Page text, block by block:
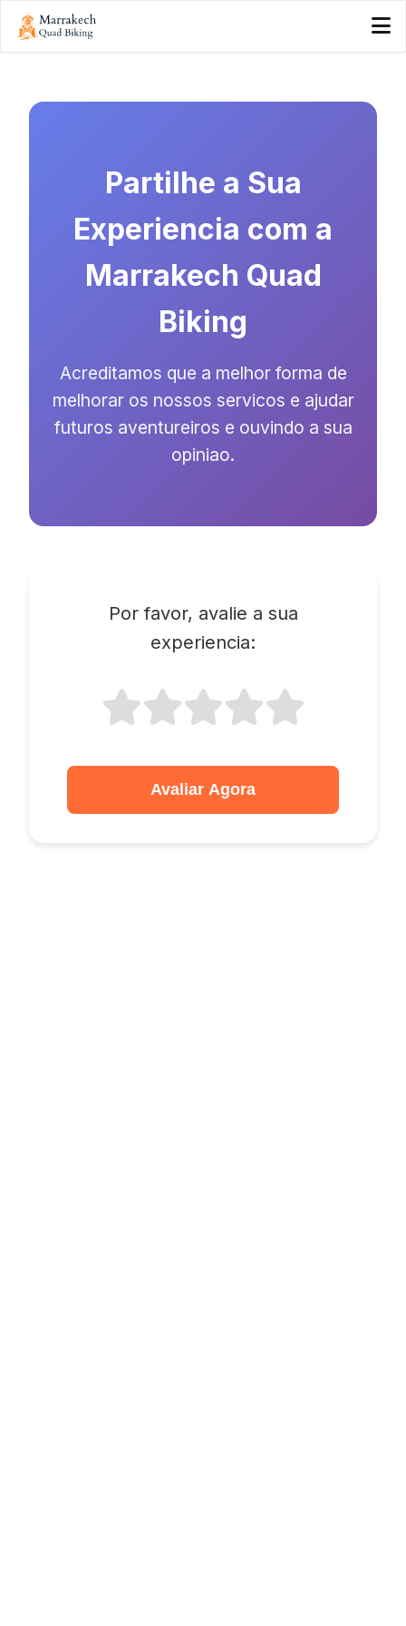
Partilhe a Sua
Experiencia com a
Marrakech Quad
Biking
Acreditamos que a melhor forma de
melhorar os nossos servicos e ajudar
futuros aventureiros e ouvindo a sua
opiniao.
Por favor, avalie a sua
experiencia:
Avaliar Agora